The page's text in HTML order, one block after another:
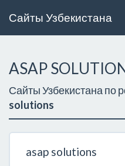
Сайты Узбекистана
ASAP
Сайты Узбекистана по
solutions